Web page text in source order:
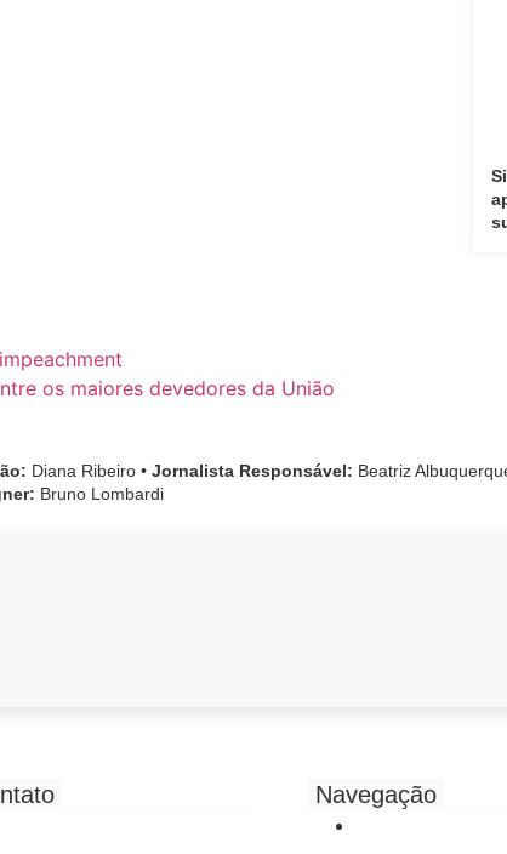
os maiores devedores da União
Diana Ribeiro • Jornalista Responsável: Beatriz
Bruno Lombardi
Navegação